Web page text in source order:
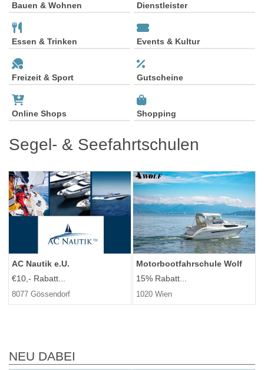
Bauen & Wohnen Dienstleister
Essen & Trinken Events & Kultur
Freizeit & Sport Gutscheine
Online Shops Shopping
Segel- & Seefahrtschulen
AC Nautik e.U.
€10,- Rabatt...
8077 Gössendorf
Motorbootfahrschule Wolf
15% Rabatt...
1020 Wien
NEU DABEI